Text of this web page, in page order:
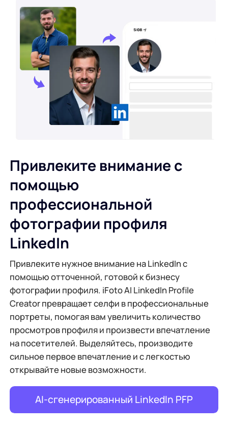
Привлеките внимание с
помощью
профессиональной
фотографии профиля
LinkedIn
Привлеките нужное внимание на LinkedIn с
помощью отточенной, готовой к бизнесу
фотографии профиля. iFoto AI LinkedIn Profile
Creator превращает селфи в профессиональные
портреты, помогая вам увеличить количество
просмотров профиля и произвести впечатление
на посетителей. Выделяйтесь, производите
сильное первое впечатление и с легкостью
открывайте новые возможности.
AI-сгенерированный LinkedIn PFP